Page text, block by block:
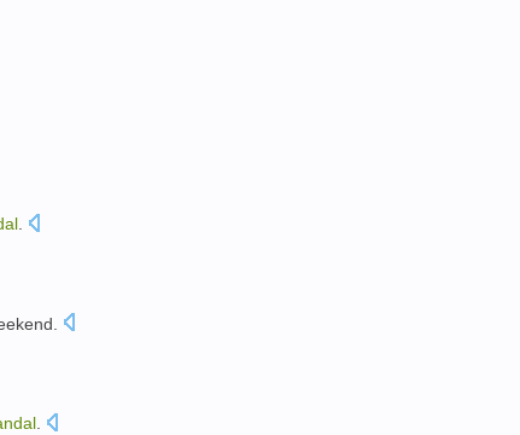
.